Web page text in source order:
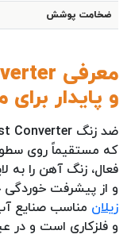
ضخامت پوشش
و پایدار
که مستقیماً روی
فعال، زنگ آهن را به
و از پیشرفت
زیلان مناسب صنایع
و فلزکاری است و در